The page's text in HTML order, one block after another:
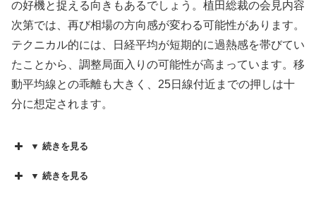
の好機と捉える向きもあるでしょう。植田総裁の会見内容
次第では、再び相場の方向感が変わる可能性があります。
テクニカル的には、日経平均が短期的に過熱感を帯びてい
たことから、調整局面入りの可能性が高まっています。移
動平均線との乖離も大きく、25日線付近までの押しは十
分に想定されます。
▼ 続きを見る
▼ 続きを見る